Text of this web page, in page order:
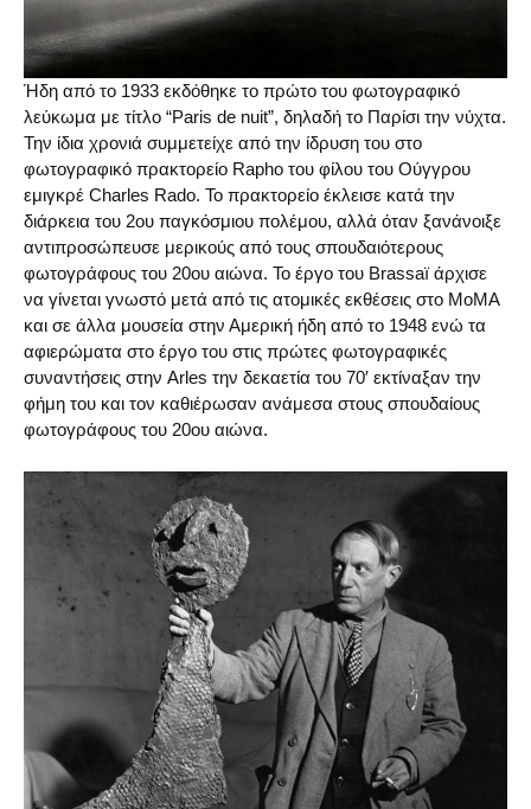
Ήδη από το 1933 εκδόθηκε το πρώτο του φωτογραφικό
λεύκωμα με τίτλο “Paris de nuit”, δηλαδή το Παρίσι την νύχτα.
Την ίδια χρονιά συμμετείχε από την ίδρυση του στο
φωτογραφικό πρακτορείο Rapho του φίλου του Ούγγρου
εμιγκρέ Charles Rado. Το πρακτορείο έκλεισε κατά την
διάρκεια του 2ου παγκόσμιου πολέμου, αλλά όταν ξανάνοιξε
αντιπροσώπευσε μερικούς από τους σπουδαιότερους
φωτογράφους του 20ου αιώνα. Το έργο του Brassaï άρχισε
να γίνεται γνωστό μετά από τις ατομικές εκθέσεις στο MoMA
και σε άλλα μουσεία στην Αμερική ήδη από το 1948 ενώ τα
αφιερώματα στο έργο του στις πρώτες φωτογραφικές
συναντήσεις στην Arles την δεκαετία του 70′ εκτίναξαν την
φήμη του και τον καθιέρωσαν ανάμεσα στους σπουδαίους
φωτογράφους του 20ου αιώνα.